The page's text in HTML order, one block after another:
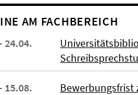
AM FACHBEREICH
24.04.
15.08.
Bewerbungsfrist